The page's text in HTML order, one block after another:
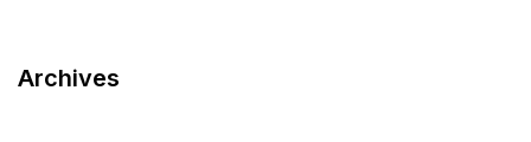
Archives